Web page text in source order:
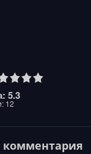
5.3
12